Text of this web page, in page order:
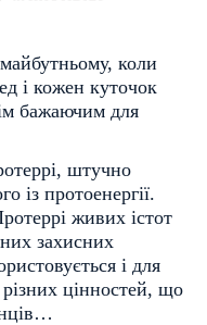
коли
і кожен куточок
бажаючим для
штучно
із протоенергії.
живих істот
захисних
і для
різних цінностей, що